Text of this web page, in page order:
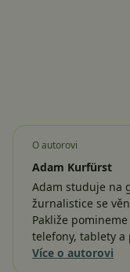
O autorovi
Adam Kurfürst
Adam studuje na
žurnalistice se
Pakliže
telefony, tablety
Více o autorovi